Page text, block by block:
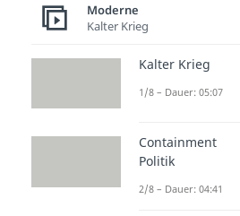
Häufigste
Welche
Moderne
Kalter Krieg
Kalter Krieg
1/8 – Dauer: 05:07
Containment
Politik
2/8 – Dauer: 04:41